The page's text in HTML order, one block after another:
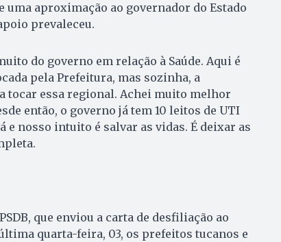
uma aproximação ao governador do Estado
prevaleceu.
do governo em relação à Saúde. Aqui é
pela Prefeitura, mas sozinha, a
tocar essa regional. Achei muito melhor
então, o governo já tem 10 leitos de UTI
nosso intuito é salvar as vidas. É deixar as
que enviou a carta de desfiliação ao
quarta-feira, 03, os prefeitos tucanos e